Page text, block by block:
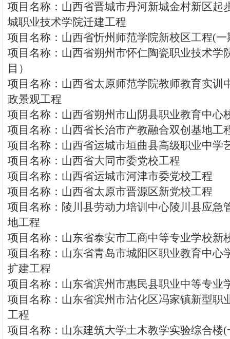
项目名称：山西省晋城市丹河新城金村新区起
城职业技术学院迁建工程
项目名称：山西省忻州师范学院新校区工程(一
项目名称：山西省朔州市怀仁陶瓷职业技术学
目）
项目名称：山西省太原师范学院教师教育实训
政景观工程
项目名称：山西省朔州市山阴县职业教育中心
项目名称：山西省长治市产教融合双创基地工
项目名称：山西省运城市垣曲县高级职业中学
项目名称：山西省大同市委党校工程
项目名称：山西省运城市河津市委党校工程
项目名称：山西省太原市晋源区新党校工程
项目名称：陵川县劳动力培训中心陵川县应急
地工程
项目名称：山东省泰安市工商中等专业学校新
项目名称：山东省青岛市城阳区职业教育中心
扩建工程
项目名称：山东省滨州市惠民县职业中等专业
项目名称：山东省滨州市沾化区冯家镇新型职
工程
项目名称：山东建筑大学土木教学实验综合楼